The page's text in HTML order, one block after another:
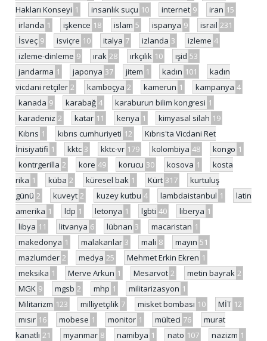
Hakları Konseyi 1 insanlık suçu 10 internet 9 iran 15
irlanda 1 işkence 18 islam 5 ispanya 9 israil 231
İsveç 9 isviçre 10 italya 7 izlanda 3 izleme 4
izleme-dinleme 9 ırak 28 ırkçılık 10 ışid 53
jandarma 1 japonya 37 jitem 1 kadın 101
kadın
vicdani retçiler 2 kamboçya 2 kamerun 1 kampanya 4
kanada 9 karabağ 4 karaburun bilim kongresi 1
karadeniz 2 katar 11 kenya 1 kimyasal silah 19
Kıbrıs 1 kıbrıs cumhuriyeti 12
Kıbrıs'ta Vicdani Ret
İnisiyatifi 1 kktc 3 kktc-vr 179 kolombiya 48 kongo 1
kontrgerilla 2 kore 49 korucu 30 kosova 1
kosta
rika 1 küba 2 küresel bak 1 Kürt 317
kurtuluş
günü 2 kuveyt 2 kuzey kutbu 4 lambdaistanbul 1
latin
amerika 1 ldp 1 letonya 1 lgbti 40 liberya 1
libya 11 litvanya 6 lübnan 3 macaristan 1
makedonya 1 malakanlar 3 mali 8 mayın 51
mazlumder 2 medya 25 Mehmet Erkin Ekren 1
meksika 1 Merve Arkun 1 Mesarvot 2 metin bayrak 2
MGK 9 mgsb 2 mhp 1 militarizasyon 1
Militarizm 123 milliyetçilik 7 misket bombası 10 MİT 12
mısır 16 mobese 1 monitor 1 mülteci 76
murat
kanatlı 21 myanmar 8 namibya 1 nato 107 nazizm 1